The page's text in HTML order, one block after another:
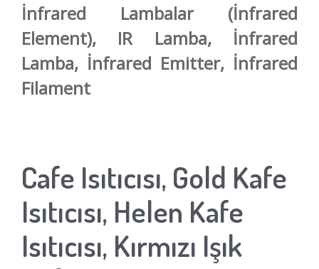
İnfrared Lambalar (İnfrared
Element), IR Lamba, İnfrared
Lamba, İnfrared Emitter, İnfrared
Filament
Cafe Isıtıcısı, Gold Kafe
Isıtıcısı, Helen Kafe
Isıtıcısı, Kırmızı Işık